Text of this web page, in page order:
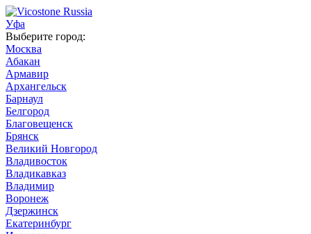
Уфа
Выберите город:
Москва
Абакан
Армавир
Архангельск
Барнаул
Белгород
Благовещенск
Брянск
Великий Новгород
Владивосток
Владикавказ
Владимир
Воронеж
Дзержинск
Екатеринбург